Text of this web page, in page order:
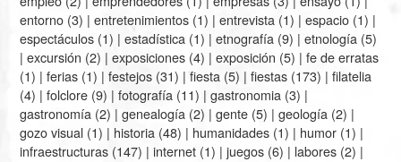
entorno (3) |entretenimientos (1) |entrevista (1) |espacio (1) |
espectáculos (1) |estadística (1) |etnografía (9) |etnología (5)
|excursión (2) |exposiciones (4) |exposición (5) |fe de erratas
(1) |ferias (1) |festejos (31) |fiesta (5) |fiestas (173) |filatelia
(4) |folclore (9) |fotografía (11) |gastronomia (3) |
gastronomía (2) |genealogía (2) |gente (5) |geología (2) |
gozo visual (1) | historia (48) | humanidades (1) | humor (1) |
infraestructuras (147) |internet (1) |juegos (6) | labores (2) |